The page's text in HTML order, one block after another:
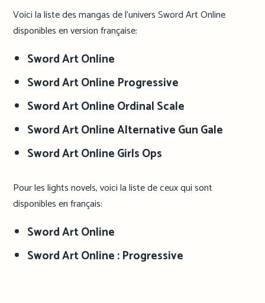
Voici la liste des mangas de l’univers Sword Art Online
disponibles en version française:
Sword Art Online
Sword Art Online Progressive
Sword Art Online Ordinal Scale
Sword Art Online Alternative Gun Gale
Sword Art Online Girls Ops
Pour les lights novels, voici la liste de ceux qui sont
disponibles en français:
Sword Art Online
Sword Art Online : Progressive